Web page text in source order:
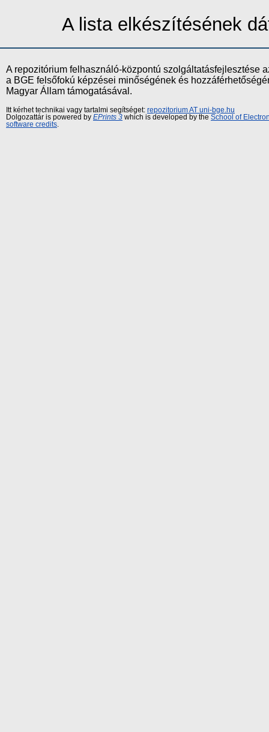
A lista elkészítésének
A repozitórium felhasználó-központú szolgáltatásfejlesztése
a BGE felsőfokú képzései minőségének és
Magyar Állam támogatásával.
Itt kérhet technikai vagy tartalmi segítséget: repozitorium AT uni-bge.hu
Dolgozattár is powered by EPrints 3 which is developed by the School of
software credits